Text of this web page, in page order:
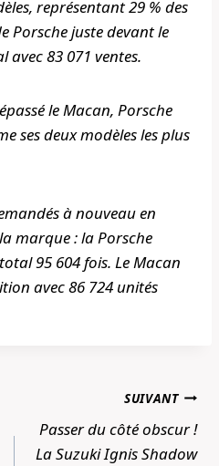
représentant 29 % des
Porsche juste devant le
avec 83 071 ventes.
le Macan, Porsche
ses deux modèles les plus
à nouveau en
marque : la Porsche
95 604 fois. Le Macan
avec 86 724 unités
SUIVANT
Passer du côté obscur !
La Suzuki Ignis Shadow